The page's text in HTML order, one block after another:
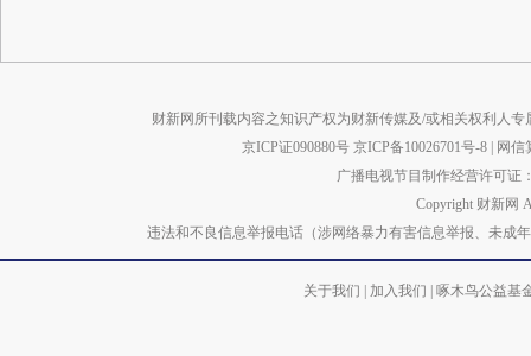
财新网所刊载内容之知识产权为财新传媒及/或相关权利人
京ICP证090880号 京ICP备10026701号-8
网信
广播电视节目制作经营许可证
Copyright 财新网
违法和不良信息举报电话（涉网络暴力有害信息举报、未成
关于我们 加入我们 啄木鸟公益基